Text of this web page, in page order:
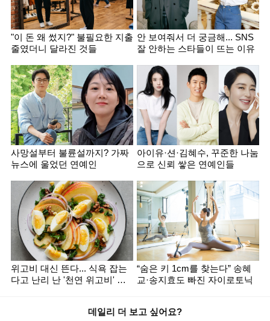
"이 돈 왜 썼지?" 불필요한 지출
줄였더니 달라진 것들
안 보여줘서 더 궁금해... SNS
잘 안하는 스타들이 뜨는 이유
사망설부터 불륜설까지? 가짜
뉴스에 울었던 연예인
아이유·션·김혜수, 꾸준한 나눔
으로 신뢰 쌓은 연예인들
위고비 대신 뜬다... 식욕 잡는
다고 난리 난 '천연 위고비' 조
“숨은 키 1cm를 찾는다” 송혜
교·송지효도 빠진 자이로토닉
데일리 더 보고 싶어요?